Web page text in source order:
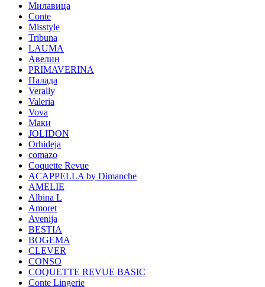
Милавица
Conte
Misstyle
Tribuna
LAUMA
Авелин
PRIMAVERINA
Палада
Verally
Valeria
Vova
Маки
JOLIDON
Orhideja
comazo
Coquette Revue
ACAPPELLA by Dimanche
AMELIE
Albina L
Amoret
Avenija
BESTIA
BOGEMA
CLEVER
CONSO
COQUETTE REVUE BASIC
Conte Lingerie